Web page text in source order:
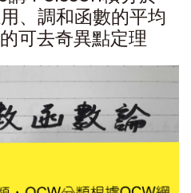
、調和函數的平均
可去奇異點定理